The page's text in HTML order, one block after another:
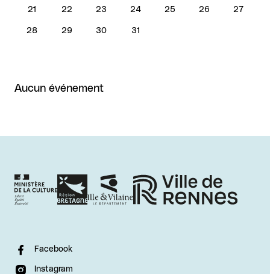
21 22 23 24 25 26 27
28 29 30 31
Aucun événement
Facebook
Instagram